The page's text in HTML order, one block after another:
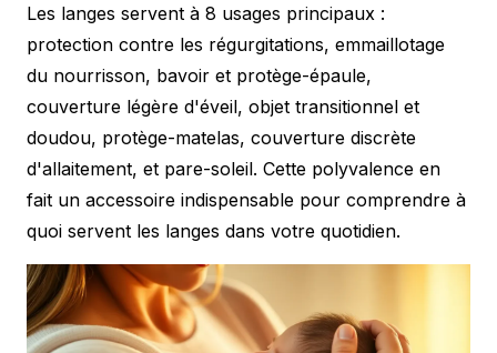
Les langes servent à 8 usages principaux :
protection contre les régurgitations, emmaillotage
du nourrisson, bavoir et protège-épaule,
couverture légère d'éveil, objet transitionnel et
doudou, protège-matelas, couverture discrète
d'allaitement, et pare-soleil. Cette polyvalence en
fait un accessoire indispensable pour comprendre à
quoi servent les langes dans votre quotidien.